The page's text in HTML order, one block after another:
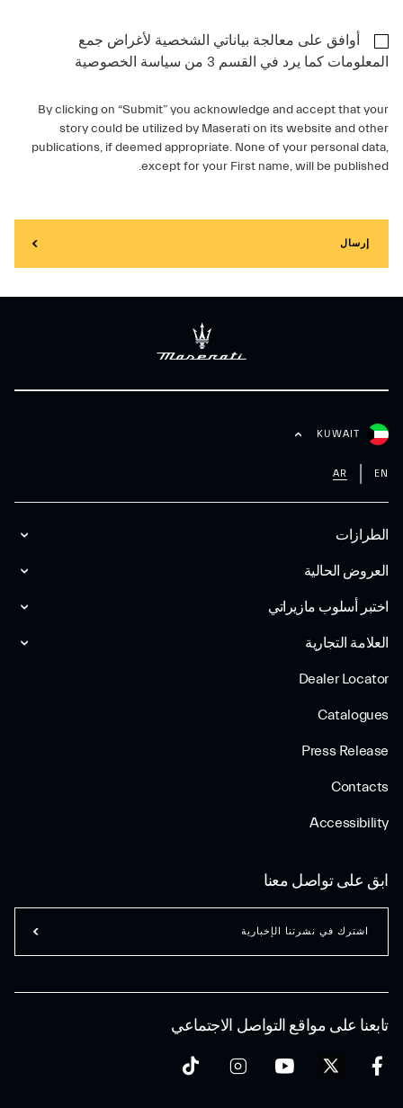
أوافق على معالجة بياناتي الشخصية لأغراض جمع
المعلومات كما يرد في القسم 3 من سياسة الخصوصية
By clicking on “Submit” you acknowledge and accept that your
story could be utilized by Maserati on its website and other
publications, if deemed appropriate. None of your personal data,
except for your First name, will be published.
إرسال
الطرازات
العروض الحالية
اختبر أسلوب مازیراتي
العلامة التجارية
Dealer Locator
Catalogues
Press Release
Contacts
Accessibility
KUWAIT
EN
AR
تابعنا على مواقع التواصل الاجتماعي
ابق على تواصل معنا
اشترك في نشرتنا الإخبارية